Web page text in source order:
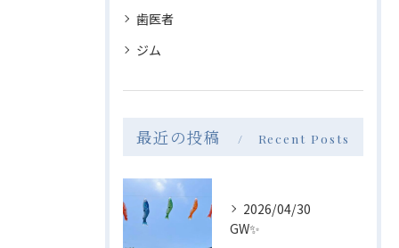
歯医者
ジム
最近の投稿 Recent Posts
2026/04/30
GW✨